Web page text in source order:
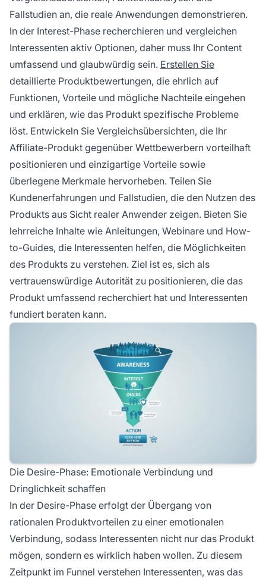
Fallstudien an, die reale Anwendungen demonstrieren.
In der Interest-Phase recherchieren und vergleichen
Interessenten aktiv Optionen, daher muss Ihr Content
umfassend und glaubwürdig sein. Erstellen Sie
detaillierte Produktbewertungen, die ehrlich auf
Funktionen, Vorteile und mögliche Nachteile eingehen
und erklären, wie das Produkt spezifische Probleme
löst. Entwickeln Sie Vergleichsübersichten, die Ihr
Affiliate-Produkt gegenüber Wettbewerbern vorteilhaft
positionieren und einzigartige Vorteile sowie
überlegene Merkmale hervorheben. Teilen Sie
Kundenerfahrungen und Fallstudien, die den Nutzen des
Produkts aus Sicht realer Anwender zeigen. Bieten Sie
lehrreiche Inhalte wie Anleitungen, Webinare und How-
to-Guides, die Interessenten helfen, die Möglichkeiten
des Produkts zu verstehen. Ziel ist es, sich als
vertrauenswürdige Autorität zu positionieren, die das
Produkt umfassend recherchiert hat und Interessenten
fundiert beraten kann.
Die Desire-Phase: Emotionale Verbindung und
Dringlichkeit schaffen
In der Desire-Phase erfolgt der Übergang von
rationalen Produktvorteilen zu einer emotionalen
Verbindung, sodass Interessenten nicht nur das Produkt
mögen, sondern es wirklich haben wollen. Zu diesem
Zeitpunkt im Funnel verstehen Interessenten, was das